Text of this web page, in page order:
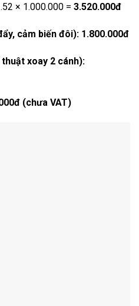
× 1.000.000 = 3.520.000đ
cảm biến đôi): 1.800.000đ
xoay 2 cánh):
(chưa VAT)